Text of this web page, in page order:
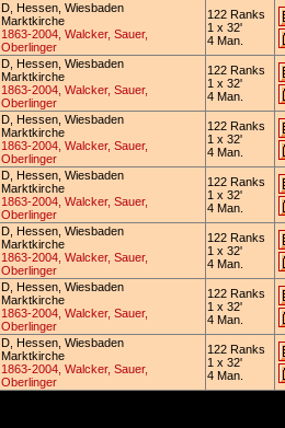
D, Hessen, Wiesbaden
Marktkirche
1863-2004, Walcker, Sauer,
Oberlinger
122 Ranks
1 x 32'
4 Man.
D, Hessen, Wiesbaden
Marktkirche
1863-2004, Walcker, Sauer,
Oberlinger
122 Ranks
1 x 32'
4 Man.
D, Hessen, Wiesbaden
Marktkirche
1863-2004, Walcker, Sauer,
Oberlinger
122 Ranks
1 x 32'
4 Man.
D, Hessen, Wiesbaden
Marktkirche
1863-2004, Walcker, Sauer,
Oberlinger
122 Ranks
1 x 32'
4 Man.
D, Hessen, Wiesbaden
Marktkirche
1863-2004, Walcker, Sauer,
Oberlinger
122 Ranks
1 x 32'
4 Man.
D, Hessen, Wiesbaden
Marktkirche
1863-2004, Walcker, Sauer,
Oberlinger
122 Ranks
1 x 32'
4 Man.
D, Hessen, Wiesbaden
Marktkirche
1863-2004, Walcker, Sauer,
Oberlinger
122 Ranks
1 x 32'
4 Man.